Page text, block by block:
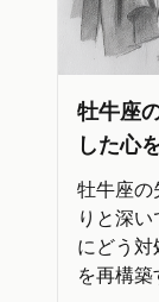
牡牛座
した心
牡牛座の
りと深
にどう
を再構築